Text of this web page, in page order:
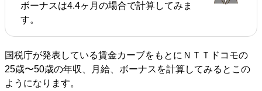
ボーナスは4.4ヶ月の場合で計算してみま
す。
国税庁が発表している賃金カーブをもとにＮＴＴドコモの
25歳〜50歳の年収、月給、ボーナスを計算してみるとこの
ようになります。